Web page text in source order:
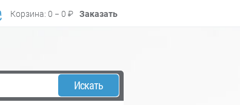
Корзина: 0 − 0 ₽ Заказать
Искать